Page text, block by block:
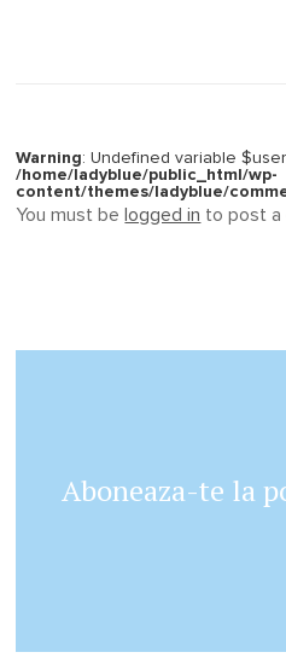
Warning: Undefined variable
/home/ladyblue/public_html/wp-
content/themes/ladyblue/
You must be logged in to post a
Aboneaza-te la